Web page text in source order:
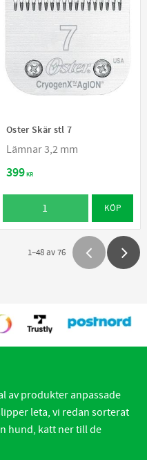
Oster Skär stl 7
Lämnar 3,2 mm
399KR
KÖP
1–48av76
av produkter anpassade
leta, vi redan sorterat
hund, katt ner till de